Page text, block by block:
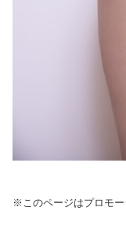
※このページはプロモ